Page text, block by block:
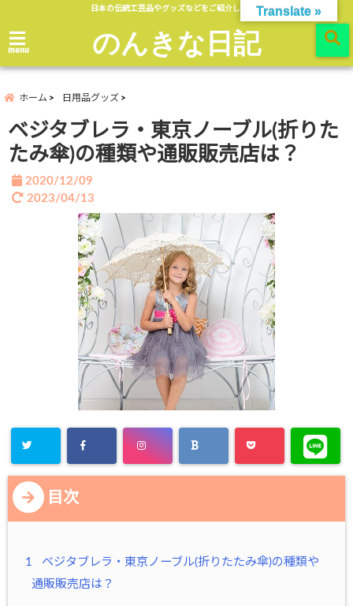
日本の伝統工芸品やグッズなどをご紹介します。
menu のんきな日記
ホーム 日用品グッズ
ベジタブレラ・東京ノーブル(折りた
たみ傘)の種類や通販販売店は？
2020/12/09
2023/04/13
目次
1
ベジタブレラ・東京ノーブル(折りたたみ傘)の種類や
通販販売店は？
Translate »